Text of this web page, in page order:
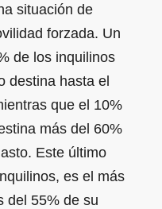
situación de
forzada. Un
de los inquilinos
destina hasta el
que el 10%
más del 60%
Este último
es el más
del 55% de su